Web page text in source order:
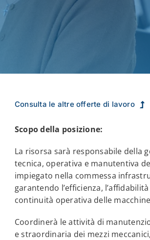
Consulta le altre offerte di lavoro
Scopo della posizione:
La risorsa sarà responsabile della
tecnica, operativa e manutentiva
impiegato nella commessa
garantendo l’efficienza, l’affidabilità
continuità operativa delle
Coordinerà le attività di
e straordinaria dei mezzi meccanici,